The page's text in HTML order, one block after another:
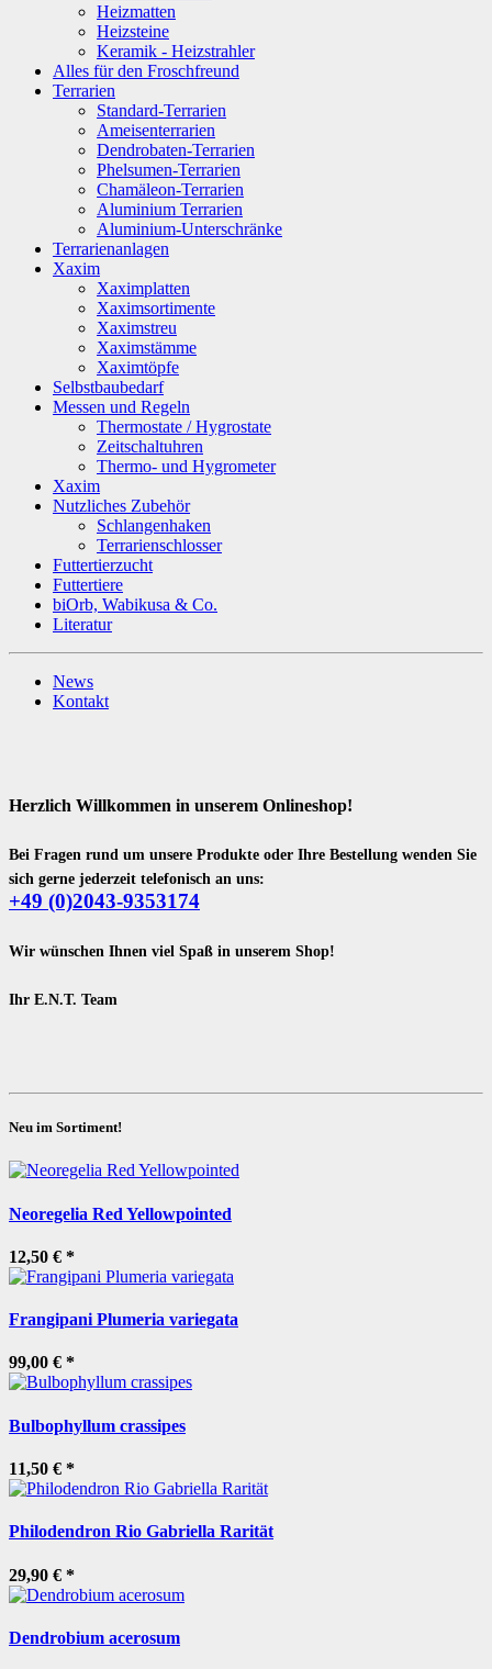
Heizmatten
Heizsteine
Keramik - Heizstrahler
Alles für den Froschfreund
Terrarien
Standard-Terrarien
Ameisenterrarien
Dendrobaten-Terrarien
Phelsumen-Terrarien
Chamäleon-Terrarien
Aluminium Terrarien
Aluminium-Unterschränke
Terrarienanlagen
Xaxim
Xaximplatten
Xaximsortimente
Xaximstreu
Xaximstämme
Xaximtöpfe
Selbstbaubedarf
Messen und Regeln
Thermostate / Hygrostate
Zeitschaltuhren
Thermo- und Hygrometer
Xaxim
Nutzliches Zubehör
Schlangenhaken
Terrarienschlosser
Futtertierzucht
Futtertiere
biOrb, Wabikusa & Co.
Literatur
News
Kontakt
Herzlich Willkommen in unserem Onlineshop!
Bei Fragen rund um unsere Produkte oder Ihre Bestellung wenden Sie
sich gerne jederzeit telefonisch an uns:
+49 (0)2043-9353174
Wir wünschen Ihnen viel Spaß in unserem Shop!
Ihr E.N.T. Team
Neu im Sortiment!
Neoregelia Red Yellowpointed
12,50 € *
Frangipani Plumeria variegata
99,00 € *
Bulbophyllum crassipes
11,50 € *
Philodendron Rio Gabriella Rarität
29,90 € *
Dendrobium acerosum